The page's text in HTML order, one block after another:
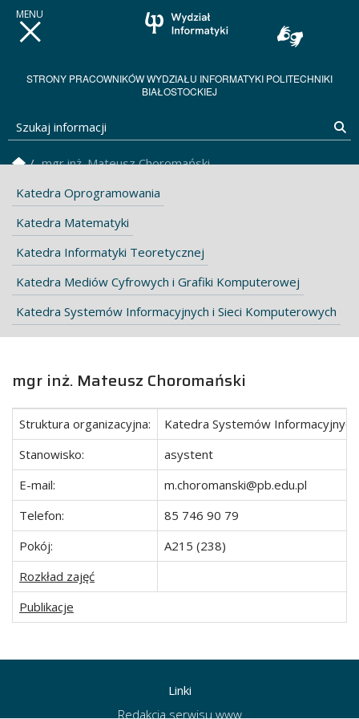
STRONY PRACOWNIKÓW WYDZIAŁU INFORMATYKI POLITECHNIKI
BIAŁOSTOCKIEJ
Szukaj informacji
Strona Główna
mgr inż. Mateusz Choromański
Katedra Oprogramowania
Katedra Matematyki
Katedra Informatyki Teoretycznej
Katedra Mediów Cyfrowych i Grafiki Komputerowej
Katedra Systemów Informacyjnych i Sieci Komputerowych
mgr inż. Mateusz Choromański
Struktura organizacyjna:
Katedra Systemów
Stanowisko:
asystent
E-mail:
m.choromanski@pb.edu.pl
Telefon:
85 746 90 79
Pokój:
A215 (238)
Rozkład zajęć
Publikacje
Linki
Redakcja serwisu www